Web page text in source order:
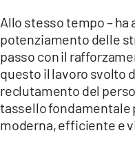
Allo stesso tempo – ha
potenziamento delle
passo con il
questo il lavoro svolto
reclutamento del
tassello fondamentale
moderna, efficiente e